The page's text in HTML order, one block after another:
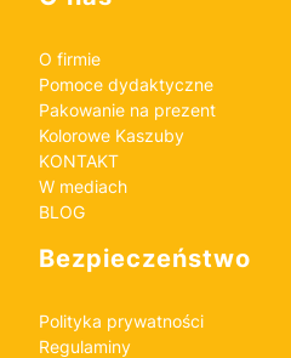
O firmie
Pomoce dydaktyczne
Pakowanie na prezent
Kolorowe Kaszuby
KONTAKT
W mediach
BLOG
Bezpieczeństwo
Polityka prywatności
Regulaminy